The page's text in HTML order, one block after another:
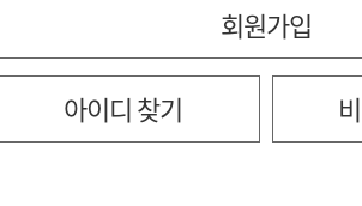
회원가입
아이디 찾기